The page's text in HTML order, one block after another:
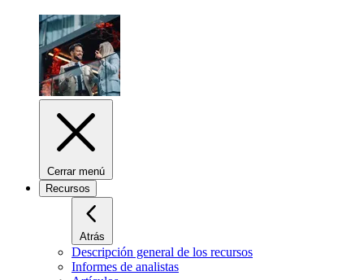
Cerrar menú
Recursos
Atrás
Descripción general de los recursos
Informes de analistas